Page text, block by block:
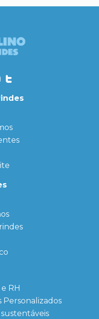
RH
Personalizados